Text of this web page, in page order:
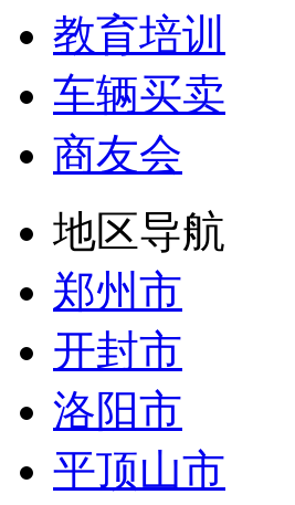
教育培训
车辆买卖
商友会
地区导航
郑州市
开封市
洛阳市
平顶山市